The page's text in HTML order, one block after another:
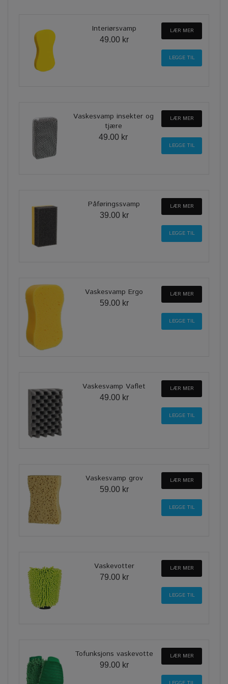
Interiørsvamp
49.00 kr
LÆR MER
Vaskesvamp insekter og
tjære
49.00 kr
LÆR MER
Påføringssvamp
39.00 kr
LÆR MER
Vaskesvamp Ergo
59.00 kr
LÆR MER
Vaskesvamp Vaflet
49.00 kr
LÆR MER
Vaskesvamp grov
59.00 kr
LÆR MER
Vaskevotter
79.00 kr
LÆR MER
Tofunksjons vaskevotte
99.00 kr
LÆR MER